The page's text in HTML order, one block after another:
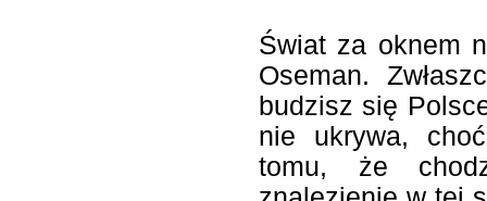
Świat za oknem
Oseman.
budzisz się
nie ukrywa,
tomu, że